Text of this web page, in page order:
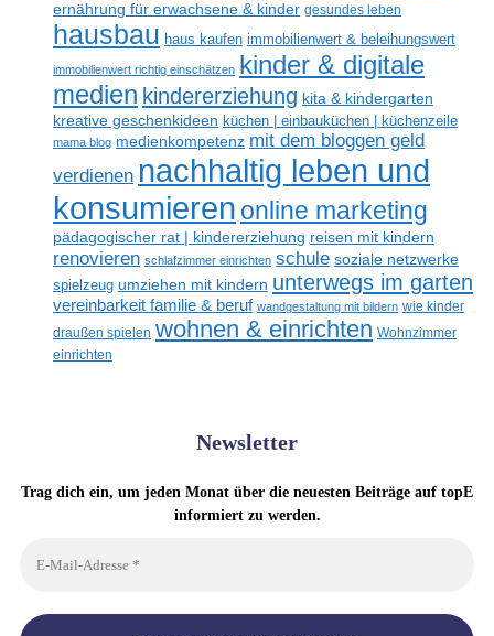
ernährung für erwachsene & kinder gesundes leben
hausbau haus kaufen immobilienwert & beleihungswert
immobilienwert richtig einschätzen kinder & digitale
medien kindererziehung kita & kindergarten
kreative geschenkideen küchen | einbauküchen | küchenzeile
mama blog medienkompetenz mit dem bloggen geld
verdienen nachhaltig leben und
konsumieren online marketing
pädagogischer rat | kindererziehung reisen mit kindern
renovieren schlafzimmer einrichten schule soziale netzwerke
spielzeug umziehen mit kindern unterwegs im garten
vereinbarkeit familie & beruf wandgestaltung mit bildern wie kinder
draußen spielen wohnen & einrichten Wohnzimmer
einrichten
Newsletter
Trag dich ein, um jeden Monat über die neuesten Beiträge auf topE
informiert zu werden.